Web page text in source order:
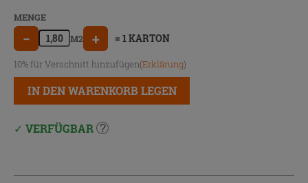
MENGE
− M2 + = 1 KARTON
10% für Verschnitt hinzufügen(Erklärung)
IN DEN WARENKORB LEGEN
VERFÜGBAR